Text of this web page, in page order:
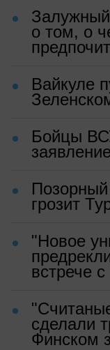
о том, о
Вайкуле
Бойцы
грозит
"Новое
встрече
сделали
Финском